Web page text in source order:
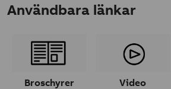
Användbara länkar
Broschyrer Video